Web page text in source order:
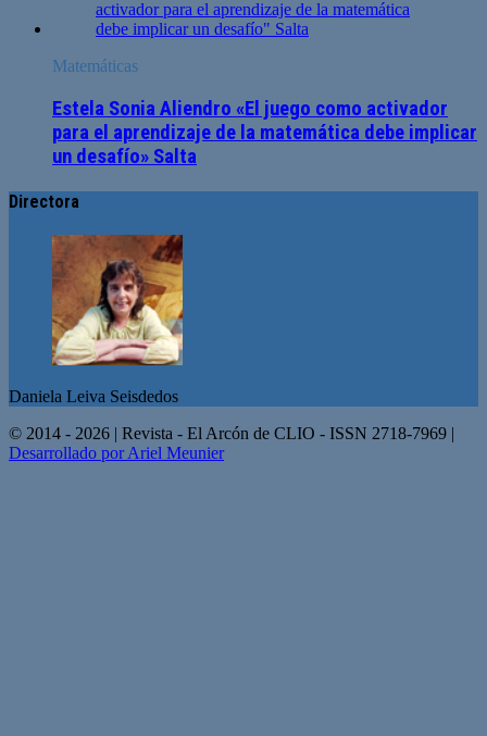
Matemáticas
Estela Sonia Aliendro «El juego como activador
para el aprendizaje de la matemática debe implicar
un desafío» Salta
Directora
Daniela Leiva Seisdedos
© 2014 - 2026 | Revista - El Arcón de CLIO - ISSN 2718-7969 |
Desarrollado por Ariel Meunier